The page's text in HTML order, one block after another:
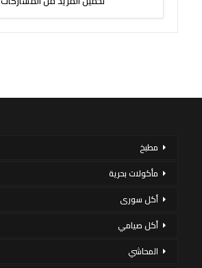
مطبخ
مأكولات بحرية
أكل سورى
أكل صيامي
المحاشي